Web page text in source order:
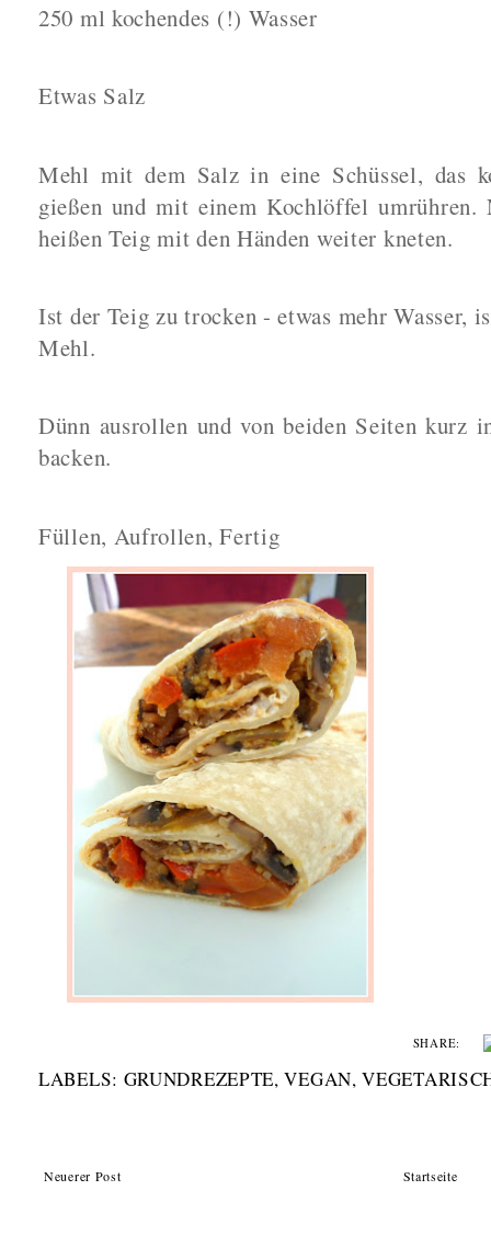
250 ml kochendes (!) Wasser
Etwas Salz
Mehl mit dem Salz in eine Schüssel, das
gießen und mit einem Kochlöffel umrühren.
heißen Teig mit den Händen weiter kneten.
Ist der Teig zu trocken - etwas mehr Wasser,
Mehl.
Dünn ausrollen und von beiden Seiten kurz
backen.
Füllen, Aufrollen, Fertig
SHARE:
LABELS: GRUNDREZEPTE,VEGAN,
Neuerer Post Startseite